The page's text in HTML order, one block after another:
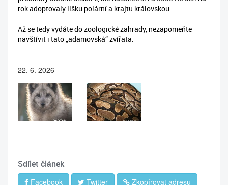
rok adoptovaly lišku polární a krajtu královskou.
Až se tedy vydáte do zoologické zahrady, nezapomeňte
navštívit i tato „adamovská“ zvířata.
22. 6. 2026
Sdílet článek
Facebook Twitter Zkopírovat adresu